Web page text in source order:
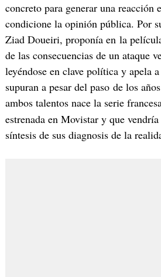
concreto para generar una reacción
condicione la opinión pública. Por
Ziad Doueiri, proponía en la
de las consecuencias de un ataque
leyéndose en clave política y apela
supuran a pesar del paso de los
ambos talentos nace la serie
estrenada en Movistar y que
síntesis de sus diagnosis de la